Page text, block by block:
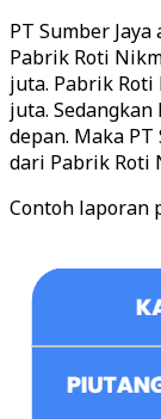
PT Sumber
Pabrik Roti
juta. Pabrik
juta.
depan. Maka
dari Pabrik Roti
Contoh laporan